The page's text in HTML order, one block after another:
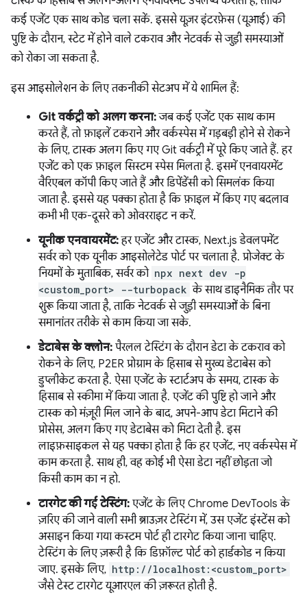
कई एजेंट एक साथ कोड चला सकें. इससे यूज़र इंटरफ़ेस (यूआई) की
पुष्टि के दौरान, स्टेट में होने वाले टकराव और नेटवर्क से जुड़ी समस्याओं
को रोका जा सकता है.
इस आइसोलेशन के लिए तकनीकी सेटअप में ये शामिल हैं:
Git वर्कट्री को अलग करना:जब कई एजेंट एक साथ काम
करते हैं, तो फ़ाइलें टकराने और वर्कस्पेस में गड़बड़ी होने से रोकने
के लिए, टास्क अलग किए गए Git वर्कट्री में पूरे किए जाते हैं. हर
एजेंट को एक फ़ाइल सिस्टम स्पेस मिलता है. इसमें एनवायरमेंट
वैरिएबल कॉपी किए जाते हैं और डिपेंडेंसी को सिमलंक किया
जाता है. इससे यह पक्का होता है कि फ़ाइल में किए गए बदलाव
कभी भी एक-दूसरे को ओवरराइट न करें.
यूनीक एनवायरमेंट:हर एजेंट और टास्क, Next.js डेवलपमेंट
सर्वर को एक यूनीक आइसोलेटेड पोर्ट पर चलाता है. प्रोजेक्ट के
नियमों के मुताबिक, सर्वर को npx next dev -p
<custom_port> --turbopack के साथ डाइनैमिक तौर पर
शुरू किया जाता है, ताकि नेटवर्क से जुड़ी समस्याओं के बिना
समानांतर तरीके से काम किया जा सके.
डेटाबेस के क्लोन: पैरलल टेस्टिंग के दौरान डेटा के टकराव को
रोकने के लिए, P2ER प्रोग्राम के हिसाब से मुख्य डेटाबेस को
डुप्लीकेट करता है. ऐसा एजेंट के स्टार्टअप के समय, टास्क के
हिसाब से स्कीमा में किया जाता है. एजेंट की पुष्टि हो जाने और
टास्क को मंज़ूरी मिल जाने के बाद, अपने-आप डेटा मिटाने की
प्रोसेस, अलग किए गए डेटाबेस को मिटा देती है. इस
लाइफ़साइकल से यह पक्का होता है कि हर एजेंट, नए वर्कस्पेस में
काम करता है. साथ ही, वह कोई भी ऐसा डेटा नहीं छोड़ता जो
किसी काम का न हो.
टारगेट की गई टेस्टिंग: एजेंट के लिए Chrome DevTools के
ज़रिए की जाने वाली सभी ब्राउज़र टेस्टिंग में, उस एजेंट इंस्टेंस को
असाइन किया गया कस्टम पोर्ट ही टारगेट किया जाना चाहिए.
टेस्टिंग के लिए ज़रूरी है कि डिफ़ॉल्ट पोर्ट को हार्डकोड न किया
जाए. इसके लिए, http://localhost:<custom_port>
जैसे टेस्ट टारगेट यूआरएल की ज़रूरत होती है.